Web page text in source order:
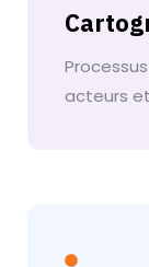
acteurs